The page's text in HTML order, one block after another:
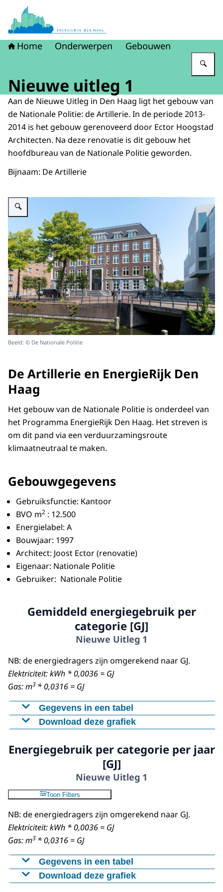
Naar de homepage van Energierijk Den Haag
Home Onderwerpen Gebouwen
Nieuwe uitleg 1
Aan de Nieuwe Uitleg in Den Haag ligt het gebouw van
de Nationale Politie: de Artillerie. In de periode 2013-
2014 is het gebouw gerenoveerd door Ector Hoogstad
Architecten. Na deze renovatie is dit gebouw het
hoofdbureau van de Nationale Politie geworden.
Bijnaam: De Artillerie
Vergroot afbeelding Het vooraanzicht van het gebouw aan de Nieuwe
Beeld: © De Nationale Politie
De Artillerie en EnergieRijk Den
Haag
Het gebouw van de Nationale Politie is onderdeel van
het Programma EnergieRijk Den Haag. Het streven is
om dit pand via een verduurzamingsroute
klimaatneutraal te maken.
Gebouwgegevens
Gebruiksfunctie: Kantoor
BVO m2 : 12.500
Energielabel: A
Bouwjaar: 1997
Architect: Joost Ector (renovatie)
Eigenaar: Nationale Politie
Gebruiker: Nationale Politie
Gemiddeld energiegebruik per
categorie [GJ]
Nieuwe Uitleg 1
NB: de energiedragers zijn omgerekend naar GJ.
Elektriciteit: kWh * 0,0036 = GJ
Gas: m3 * 0,0316 = GJ
Gegevens in een tabel
Gemiddeld energiegebruik
Elektriciteit 3050
3809
Download deze grafiek
Download CSV-bestand
Energiegebruik per categorie per jaar
[GJ]
Nieuwe Uitleg 1
Toon Filters
NB: de energiedragers zijn omgerekend naar GJ.
Elektriciteit: kWh * 0,0036 = GJ
Gas: m3 * 0,0316 = GJ
Gegevens in een tabel
ElektriciteitStadswarmte
Download deze grafiek